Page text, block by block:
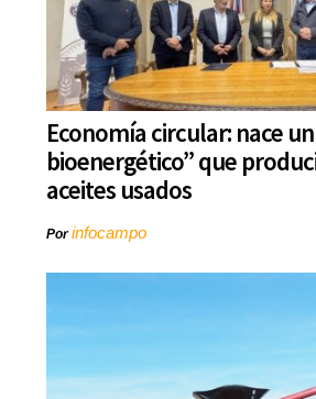
Economía circular: nace
bioenergético” que
aceites usados
Porinfocampo